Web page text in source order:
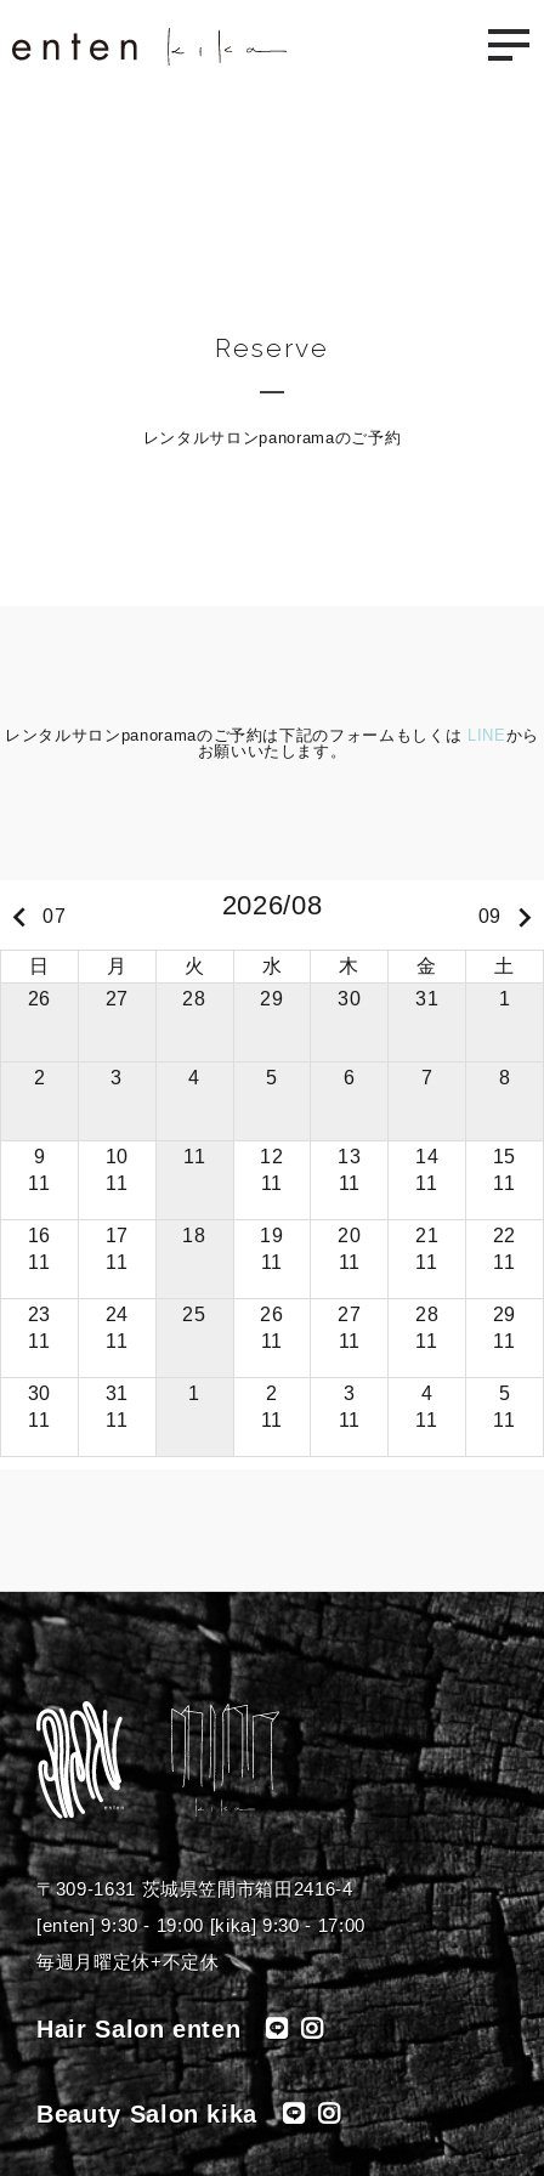
Reserve
レンタルサロンpanoramaのご予約
レンタルサロンpanoramaのご予約は下記のフォームもしくは LINEから
お願いいたします。
keyboard_arrow_left 07 2026/08 09 keyboard_arrow_right
日 月 火 水 木 金
土
26
27 28 29 30 31 1
2 3 4 5 6 7 8
9
11
10
11
11
12
11
13
11
14
11
15
11
16
11
17
11
18
19
11
20
11
21
11
22
11
23
11
24
11
25
26
11
27
11
28
11
29
11
30
11
31
11
1
2
11
3
11
4
11
5
11
〒309-1631 茨城県笠間市箱田2416-4
[enten] 9:30 - 19:00 [kika] 9:30 - 17:00
毎週月曜定休+不定休
Hair Salon enten
Beauty Salon kika